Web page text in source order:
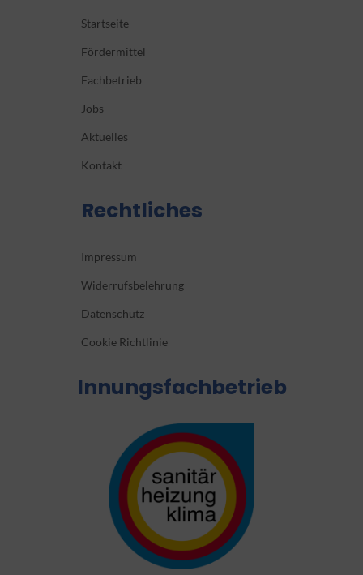
Startseite
Fördermittel
Fachbetrieb
Jobs
Aktuelles
Kontakt
Rechtliches
Impressum
Widerrufsbelehrung
Datenschutz
Cookie Richtlinie
Innungsfachbetrieb